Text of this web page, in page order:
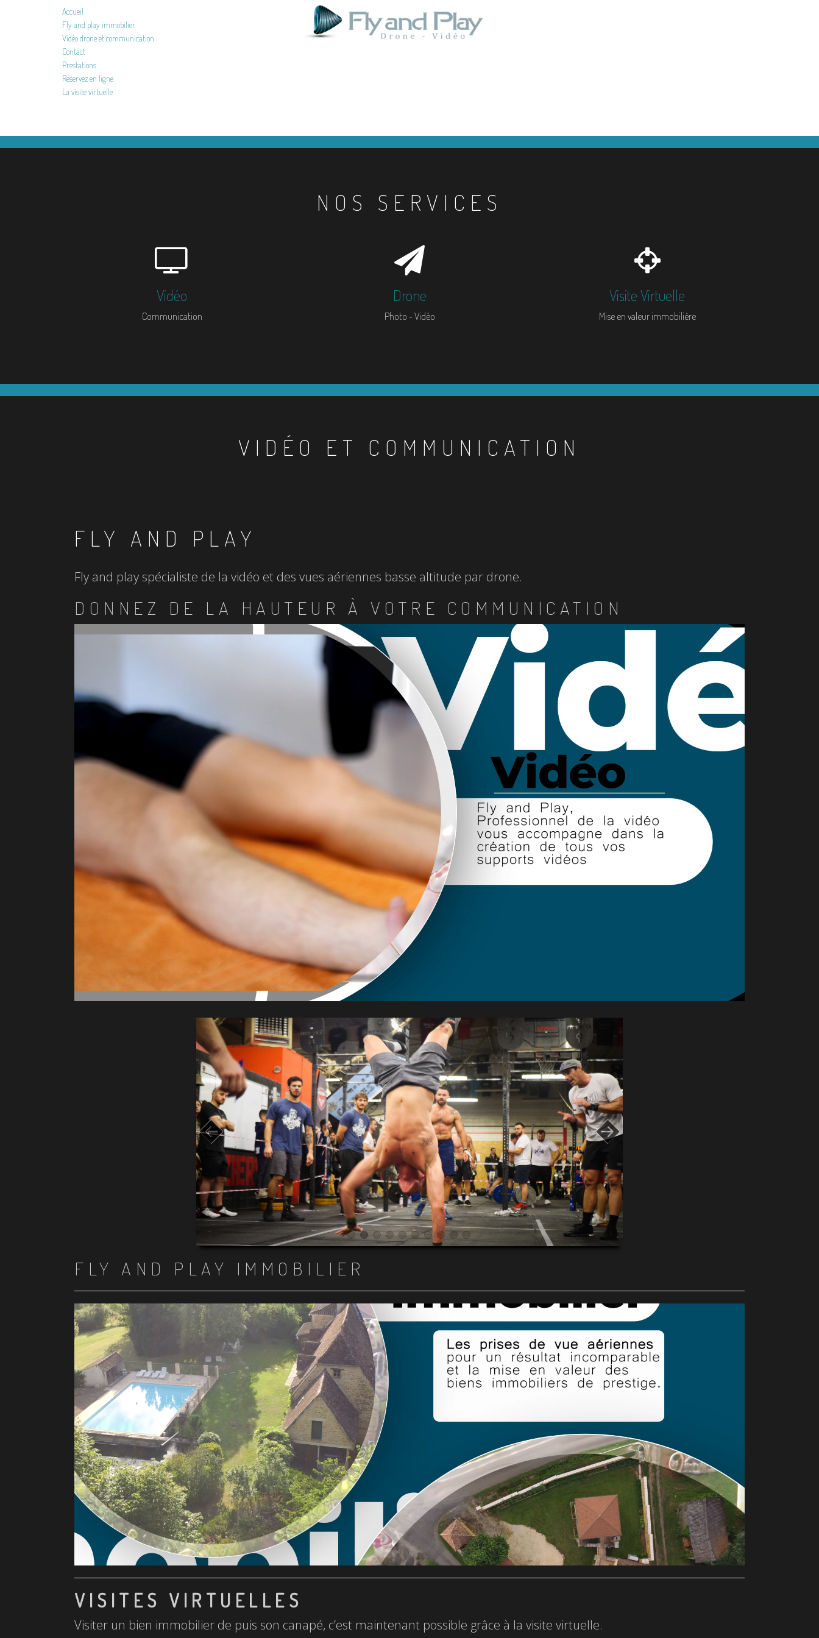
Accueil
Fly and play immobilier
Vidéo drone et communication
Contact
Prestations
Réservez en ligne
La visite virtuelle
NOS SERVICES
Vidéo
Communication
Drone
Photo - Vidéo
Visite Virtuelle
Mise en valeur immobilière
VIDÉO ET COMMUNICATION
FLY AND PLAY
Fly and play spécialiste de la vidéo et des vues aériennes basse altitude par drone.
DONNEZ DE LA HAUTEUR À VOTRE COMMUNICATION
Item 1
Item 2
Item 3
Item 4
Item 5
Item 6
Item 7
Item 8
Item 9Item 10
FLY AND PLAY IMMOBILIER
VISITES VIRTUELLES
Visiter un bien immobilier de puis son canapé, c’est maintenant possible grâce à la visite virtuelle.